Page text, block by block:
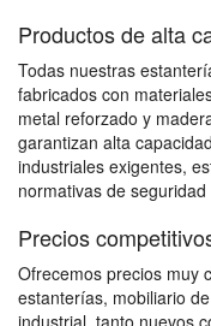
Productos de alta
Todas nuestras
fabricados con
metal reforzado y
garantizan alta
industriales exigentes,
normativas de
Precios
Ofrecemos precios muy
estanterías, mobiliario
industrial, tanto nuevos